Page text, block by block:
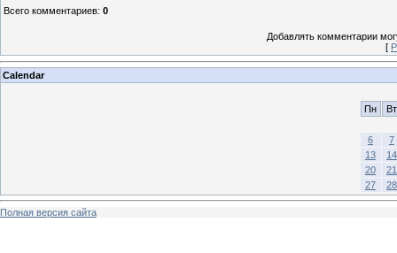
Всего комментариев: 0
Добавлять комментарии
[
Calendar
Пн Вт
6
7
13
14
20
21
27
28
Полная версия сайта